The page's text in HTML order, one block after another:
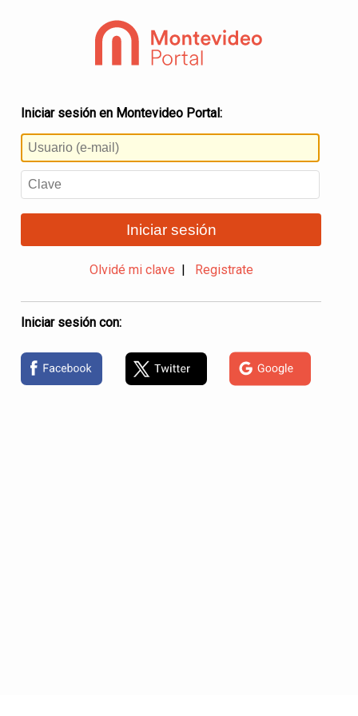
Iniciar sesión en Montevideo Portal:
Iniciar sesión
Olvidé mi clave Registrate
Iniciar sesión con: